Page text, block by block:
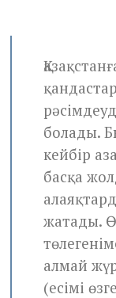
болады.
кейбір
басқа
жатады.
алмай
(есімі